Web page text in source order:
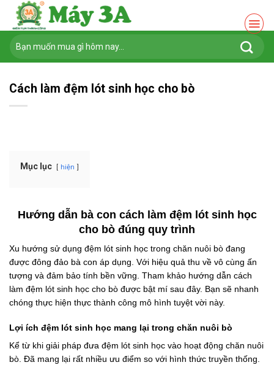
Chuyển
nội
dung
Tìm
kiếm:
Cách làm đệm lót sinh học cho bò
Mục lục hiện
Hướng dẫn bà con cách làm đệm lót sinh học
cho bò đúng quy trình
Xu hướng sử dụng đệm lót sinh học trong chăn nuôi bò đang
được đông đảo bà con áp dụng. Với hiệu quả thu về vô cùng ấn
tượng và đảm bảo tính bền vững. Tham khảo hướng dẫn cách
làm đệm lót sinh học cho bò được bật mí sau đây. Bạn sẽ nhanh
chóng thực hiện thực thành công mô hình tuyệt vời này.
Lợi ích đệm lót sinh học mang lại trong chăn nuôi bò
Kể từ khi giải pháp đưa đệm lót sinh học vào hoạt động chăn nuôi
bò. Đã mang lại rất nhiều ưu điểm so với hình thức truyền thống.